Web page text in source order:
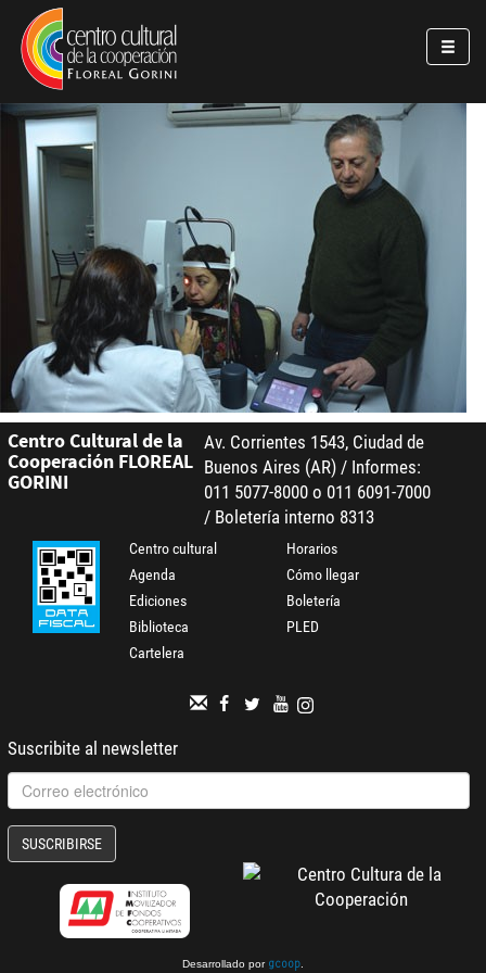
Pasar al contenido principal
Jump to main content
Centro Cultural de la
Cooperación FLOREAL
GORINI
Av. Corrientes 1543, Ciudad de
Buenos Aires (AR) / Informes:
011 5077-8000 o 011 6091-7000
/ Boletería interno 8313
Centro cultural
Agenda
Ediciones
Biblioteca
Cartelera
Horarios
Cómo llegar
Boletería
PLED
Suscribite al newsletter
SUSCRIBIRSE
Desarrollado por gcoop